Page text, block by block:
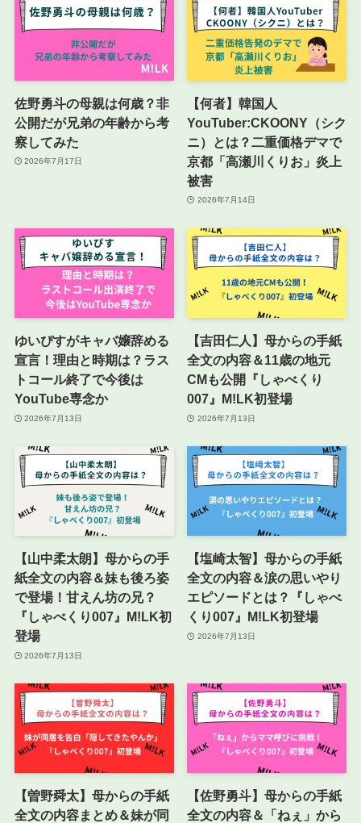
佐野勇斗の母親は何歳？非
公開だが兄弟の年齢から考
察してみた
2026年7月17日
【何者】韓国人
YouTuber:CKOONY（シク
ニ）とは？二重価格デマで
京都「高瀬川くりお」炎上
被害
2026年7月14日
ゆいぴすがキャバ嬢辞める
宣言！理由と時期は？ラス
トコール終了で今後は
YouTube専念か
2026年7月13日
【吉田仁人】母からの手紙
全文の内容＆11歳の地元
CMも公開『しゃべくり
007』M!LK初登場
2026年7月13日
【山中柔太朗】母からの手
紙全文の内容＆妹も後ろ姿
で登場！甘えん坊の兄？
『しゃべくり007』M!LK初
登場
2026年7月13日
【塩崎太智】母からの手紙
全文の内容＆涙の思いやり
エピソードとは？『しゃべ
くり007』M!LK初登場
2026年7月13日
【曽野舜太】母からの手紙
全文の内容まとめ＆妹が同
【佐野勇斗】母からの手紙
全文の内容＆「ねぇ」から